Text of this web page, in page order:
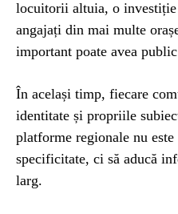
locuitorii altuia, o investiție
angajați din mai multe
important poate avea
În același timp, fiecare
identitate și propriile
platforme regionale nu este
specificitate, ci să aducă
larg.